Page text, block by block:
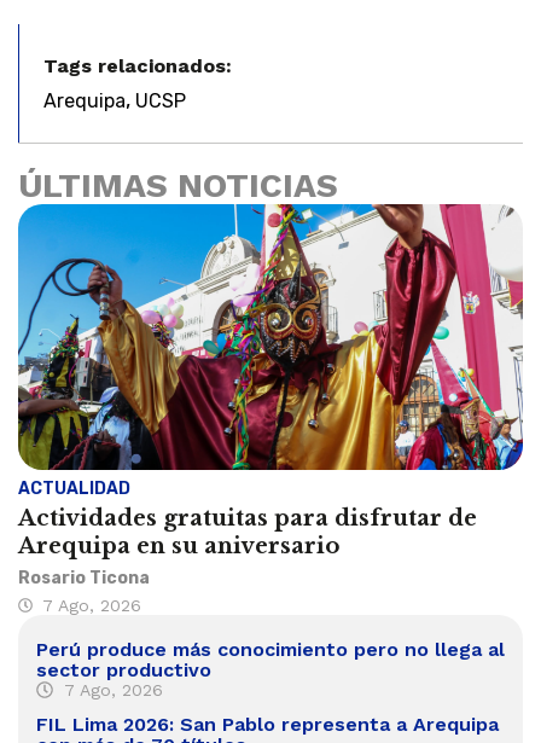
Tags relacionados:
Arequipa, UCSP
ÚLTIMAS NOTICIAS
ACTUALIDAD
Actividades gratuitas para disfrutar de
Arequipa en su aniversario
Rosario Ticona
7 Ago, 2026
Perú produce más conocimiento pero no llega al
sector productivo
7 Ago, 2026
FIL Lima 2026: San Pablo representa a Arequipa